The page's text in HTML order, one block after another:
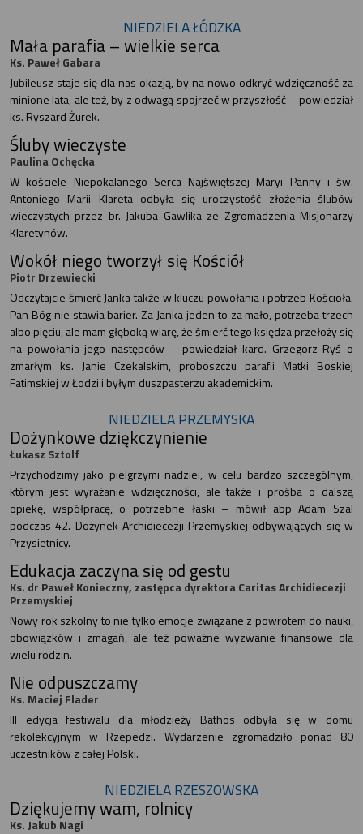
NIEDZIELA ŁÓDZKA
Mała parafia – wielkie serca
Ks. Paweł Gabara
Jubileusz staje się dla nas okazją, by na nowo odkryć wdzięczność za
minione lata, ale też, by z odwagą spojrzeć w przyszłość – powiedział
ks. Ryszard Żurek.
Śluby wieczyste
Paulina Ochęcka
W kościele Niepokalanego Serca Najświętszej Maryi Panny i św.
Antoniego Marii Klareta odbyła się uroczystość złożenia ślubów
wieczystych przez br. Jakuba Gawlika ze Zgromadzenia Misjonarzy
Klaretynów.
Wokół niego tworzył się Kościół
Piotr Drzewiecki
Odczytajcie śmierć Janka także w kluczu powołania i potrzeb Kościoła.
Pan Bóg nie stawia barier. Za Janka jeden to za mało, potrzeba trzech
albo pięciu, ale mam głęboką wiarę, że śmierć tego księdza przełoży się
na powołania jego następców – powiedział kard. Grzegorz Ryś o
zmarłym ks. Janie Czekalskim, proboszczu parafii Matki Boskiej
Fatimskiej w Łodzi i byłym duszpasterzu akademickim.
NIEDZIELA PRZEMYSKA
Dożynkowe dziękczynienie
Łukasz Sztolf
Przychodzimy jako pielgrzymi nadziei, w celu bardzo szczególnym,
którym jest wyrażanie wdzięczności, ale także i prośba o dalszą
opiekę, współpracę, o potrzebne łaski – mówił abp Adam Szal
podczas 42. Dożynek Archidiecezji Przemyskiej odbywających się w
Przysietnicy.
Edukacja zaczyna się od gestu
Ks. dr Paweł Konieczny, zastępca dyrektora Caritas Archidiecezji
Przemyskiej
Nowy rok szkolny to nie tylko emocje związane z powrotem do nauki,
obowiązków i zmagań, ale też poważne wyzwanie finansowe dla
wielu rodzin.
Nie odpuszczamy
Ks. Maciej Flader
III edycja festiwalu dla młodzieży Bathos odbyła się w domu
rekolekcyjnym w Rzepedzi. Wydarzenie zgromadziło ponad 80
uczestników z całej Polski.
NIEDZIELA RZESZOWSKA
Dziękujemy wam, rolnicy
Ks. Jakub Nagi